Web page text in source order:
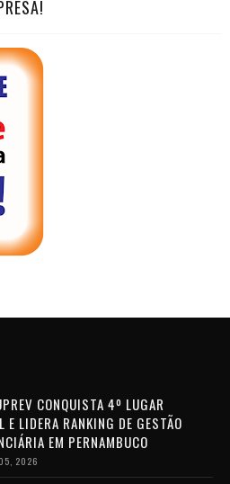
CONQUISTA 4º LUGAR
E LIDERA RANKING DE GESTÃO
EM PERNAMBUCO
2026